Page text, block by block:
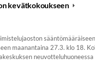
kevätkokoukseen
sääntömääräiseen
maanantaina 27.3. klo 18.